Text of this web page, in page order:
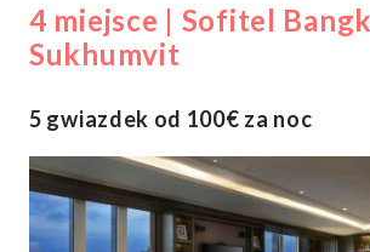
4 miejsce | Sofitel
Sukhumvit
5 gwiazdek od 100€ za noc